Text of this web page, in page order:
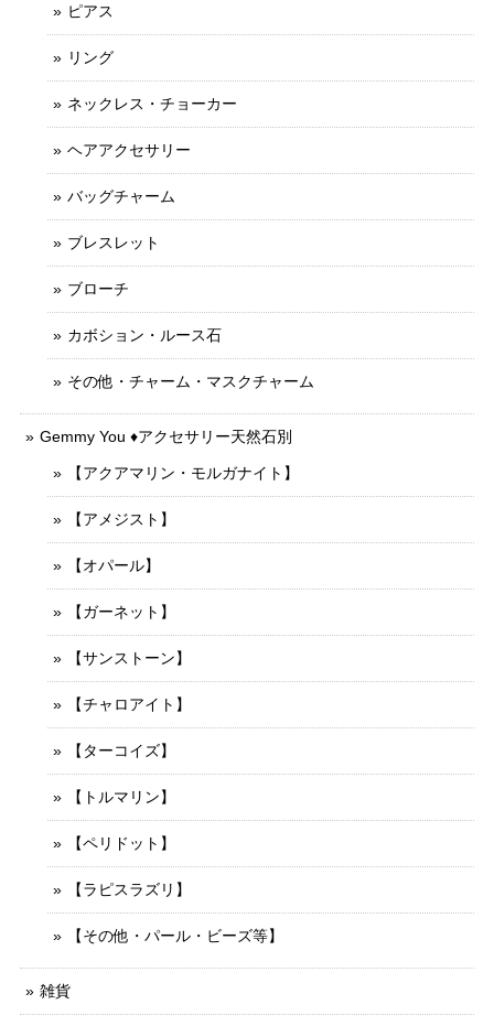
ピアス
リング
ネックレス・チョーカー
ヘアアクセサリー
バッグチャーム
ブレスレット
ブローチ
カボション・ルース石
その他・チャーム・マスクチャーム
Gemmy You ♦︎アクセサリー天然石別
【アクアマリン・モルガナイト】
【アメジスト】
【オパール】
【ガーネット】
【サンストーン】
【チャロアイト】
【ターコイズ】
【トルマリン】
【ペリドット】
【ラピスラズリ】
【その他・パール・ビーズ等】
雑貨